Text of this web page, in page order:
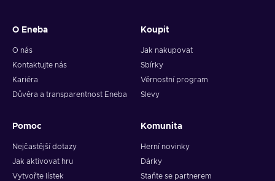
O Eneba
O nás
Kontaktujte nás
Kariéra
Důvěra a transparentnost Eneba
Koupit
Jak nakupovat
Sbírky
Věrnostní program
Slevy
Pomoc
Nejčastější dotazy
Jak aktivovat hru
Vytvořte lístek
Komunita
Herní novinky
Dárky
Staňte se partnerem